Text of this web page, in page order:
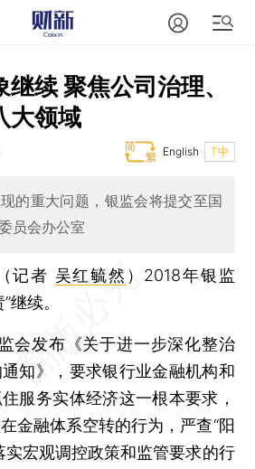
续 聚焦公司治理、
大领域
T中
English
的重大问题，银监会将提交至国
员会办公室
记者 吴红毓然 ） 2018年银监
继续。
发布《关于进一步深化整治
知》，要求银行业金融机构和
服务实体经济这一根本要求，
金融体系空转的行为，严查“阳
实宏观调控政策和监管要求的行